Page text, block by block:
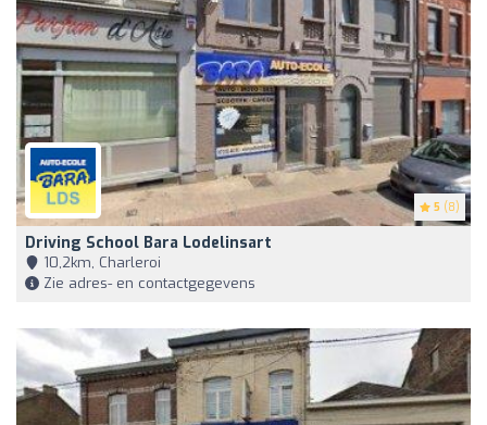
5 (8)
Driving School Bara Lodelinsart
10,2km, Charleroi
Zie adres- en contactgegevens